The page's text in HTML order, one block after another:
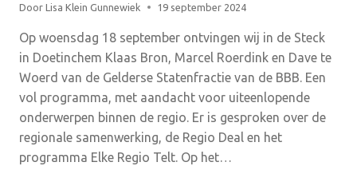
Door Lisa Klein Gunnewiek 19 september 2024
Op woensdag 18 september ontvingen wij in de Steck
in Doetinchem Klaas Bron, Marcel Roerdink en Dave te
Woerd van de Gelderse Statenfractie van de BBB. Een
vol programma, met aandacht voor uiteenlopende
onderwerpen binnen de regio. Er is gesproken over de
regionale samenwerking, de Regio Deal en het
programma Elke Regio Telt. Op het…